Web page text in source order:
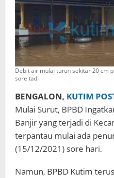
Debit air mulai turun sekitar 20 cm
sore tadi
BENGALON, KUTIM
Mulai Surut, BPBD
Banjir yang terjadi di
terpantau mulai ada
(15/12/2021) sore hari.
Namun, BPBD Kutim